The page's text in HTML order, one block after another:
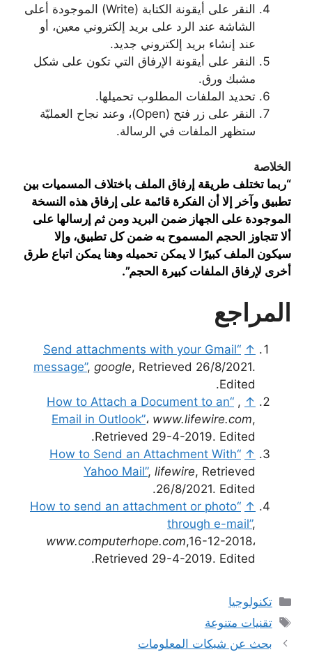
النقر على أيقونة الكتابة (Write) الموجودة أعلى
الشاشة عند الرد على بريد إلكتروني معين، أو
عند إنشاء بريد إلكتروني جديد.
النقر على أيقونة الإرفاق التي تكون على شكل
مشبك ورق.
تحديد الملفات المطلوب تحميلها.
النقر على زر فتح (Open)، وعند نجاح العمليّة
ستظهر الملفات في الرسالة.
الخلاصة
“ربما تختلف طريقة إرفاق الملف باختلاف المسميات بين
تطبيق وآخر إلا أن الفكرة قائمة على إرفاق هذه النسخة
الموجودة على الجهاز ضمن البريد ومن ثم إرسالها على
ألا تتجاوز الحجم المسموح به ضمن كل تطبيق، وإلا
سيكون الملف كبيرًا لا يمكن تحميله وهنا يمكن اتباع طرق
أخرى لإرفاق الملفات كبيرة الحجم”.
المراجع
↑
“Send attachments with your Gmail
message”, google, Retrieved 26/8/2021.
Edited.
↑
,
“How to Attach a Document to an
Email in Outlook”، www.lifewire.com,
Retrieved 29-4-2019. Edited.
↑
“How to Send an Attachment With
Yahoo Mail”, lifewire, Retrieved
26/8/2021. Edited.
↑
“How to send an attachment or photo
through e-mail”,
www.computerhope.com,16-12-2018،
Retrieved 29-4-2019. Edited.
التصنيفات
تكنولوجيا
الوسوم
تقنيات متنوعة
بحث عن شبكات المعلومات